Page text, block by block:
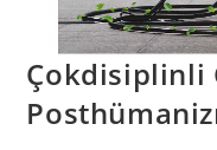
Çokdisiplinli